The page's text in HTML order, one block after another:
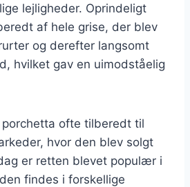
lejligheder. Oprindeligt
af hele grise, der blev
og derefter langsomt
hvilket gav en uimodståelig
ofte tilberedt til
hvor den blev solgt
er retten blevet populær i
findes i forskellige